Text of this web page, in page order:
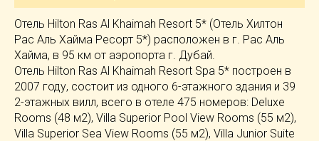
Отель Hilton Ras Al Khaimah Resort 5* (Отель Хилтон
Рас Аль Хайма Ресорт 5*) расположен в г. Рас Аль
Хайма, в 95 км от аэропорта г. Дубай.
Отель Hilton Ras Al Khaimah Resort Spa 5* построен в
2007 году, состоит из одного 6-этажного здания и 39
2-этажных вилл, всего в отеле 475 номеров: Deluxe
Rooms (48 м2), Villa Superior Pool View Rooms (55 м2),
Villa Superior Sea View Rooms (55 м2), Villa Junior Suite